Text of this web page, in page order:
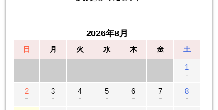
2026年8月
日 月 火 水 木 金 土
1
－
2
－
3
－
4
－
5
－
6
－
7
－
8
－